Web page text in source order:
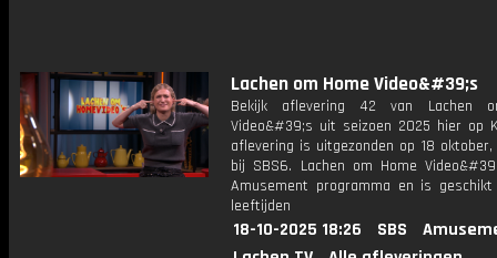
Lachen om Home Video&#39;s
Bekijk aflevering 42 van Lachen
Video&#39;s uit seizoen 2025 hier op
aflevering is uitgezonden op 18 oktober,
bij SBS6. Lachen om Home
Amusement programma en is
leeftijden
18-10-2025 18:26 SBS